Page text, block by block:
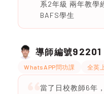
系2年級 兩年教學
BAFS學生
導師編號92201
WhatsAPP問功課 全英
當了日校教師6年